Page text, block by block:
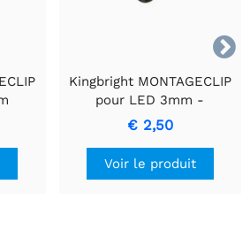

Kingbright MONTAGECLIP
pour LED 3mm -
Installation sans couture
et stabilité
€ 2,50
Voir le produit